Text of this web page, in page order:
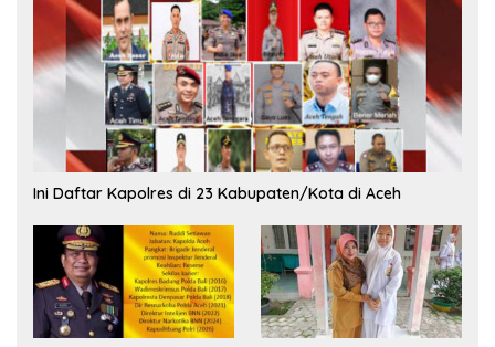
Ini Daftar Kapolres di 23 Kabupaten/Kota di Aceh